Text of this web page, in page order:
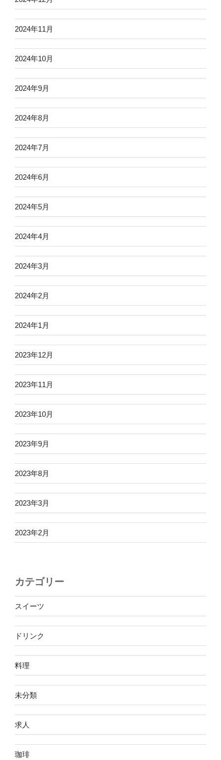
2024年11月
2024年10月
2024年9月
2024年8月
2024年7月
2024年6月
2024年5月
2024年4月
2024年3月
2024年2月
2024年1月
2023年12月
2023年11月
2023年10月
2023年9月
2023年8月
2023年3月
2023年2月
カテゴリー
スイーツ
ドリンク
料理
未分類
求人
珈琲